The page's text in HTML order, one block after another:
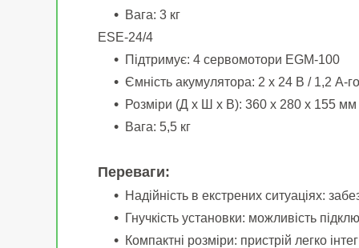
Вага: 3 кг
ESE-24/4
Підтримує: 4 сервомотори EGM-100
Ємність акумулятора: 2 x 24 В / 1,2 А-
Розміри (Д x Ш x В): 360 x 280 x 155 мм
Вага: 5,5 кг
Переваги:
Надійність в екстрених ситуаціях:
Гнучкість установки: можливість
Компактні розміри: пристрій легко